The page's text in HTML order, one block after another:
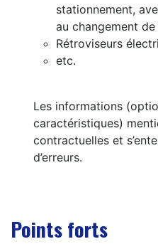
stationnement,
au changement de
Rétroviseurs
etc.
Les informations
caractéristiques)
contractuelles et
d’erreurs.
Points forts